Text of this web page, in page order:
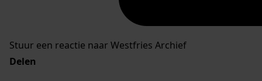
Stuur een reactie naar Westfries Archief
Delen